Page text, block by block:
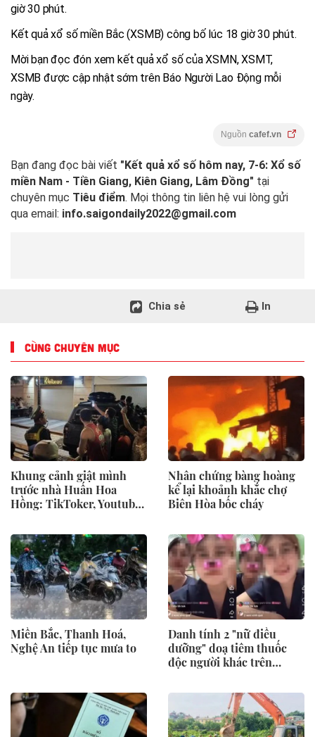
giờ 30 phút.
Kết quả xổ số miền Bắc (XSMB) công bố lúc 18 giờ 30 phút.
Mời bạn đọc đón xem kết quả xổ số của XSMN, XSMT,
XSMB được cập nhật sớm trên Báo Người Lao Động mỗi
ngày.
Nguồn cafef.vn
Bạn đang đọc bài viết "Kết quả xổ số hôm nay, 7-6: Xổ số
miền Nam - Tiền Giang, Kiên Giang, Lâm Đồng" tại
chuyên mục Tiêu điểm. Mọi thông tin liên hệ vui lòng gửi
qua email: info.saigondaily2022@gmail.com
Chia sẻ In
CÙNG CHUYÊN MỤC
Khung cảnh giật mình
trước nhà Huấn Hoa
Hồng: TikToker, Youtuber
Nhân chứng bàng hoàng
kể lại khoảnh khắc chợ
Biên Hòa bốc cháy
Miền Bắc, Thanh Hoá,
Nghệ An tiếp tục mưa to
Danh tính 2 "nữ điều
dưỡng" doạ tiêm thuốc
độc người khác trên
đã xử lý